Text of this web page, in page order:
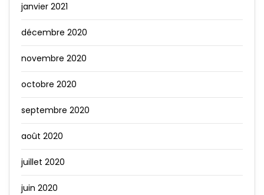
janvier 2021
décembre 2020
novembre 2020
octobre 2020
septembre 2020
août 2020
juillet 2020
juin 2020